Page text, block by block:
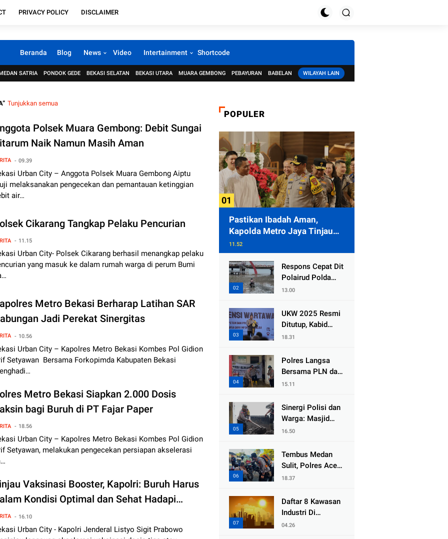
PRIVACY POLICY DISCLAIMER
Beranda Blog News Video Intertainment Shortcode
SATRIA PONDOK GEDE BEKASI SELATAN BEKASI UTARA MUARA GEMBONG PEBAYURAN BABELAN WILAYAH LAIN
Tunjukkan semua
Polsek Muara Gembong: Debit Sungai
Naik Namun Masih Aman
09.39
Urban City – Anggota Polsek Muara Gembong Aiptu
melaksanakan pengecekan dan pemantauan ketinggian
air…
Cikarang Tangkap Pelaku Pencurian
11.15
Urban City- Polsek Cikarang berhasil menangkap pelaku
yang masuk ke dalam rumah warga di perum Bumi
Metro Bekasi Berharap Latihan SAR
Jadi Perekat Sinergitas
10.56
Urban City – Kapolres Metro Bekasi Kombes Pol Gidion
Setyawan Bersama Forkopimda Kabupaten Bekasi
Metro Bekasi Siapkan 2.000 Dosis
bagi Buruh di PT Fajar Paper
18.56
Urban City – Kapolres Metro Bekasi Kombes Pol Gidion
Setyawan, melakukan pengecekan persiapan akselerasi
Vaksinasi Booster, Kapolri: Buruh Harus
Kondisi Optimal dan Sehat Hadapi
16.10
Urban City - Kapolri Jenderal Listyo Sigit Prabowo
POPULER
Pastikan Ibadah Aman,
Kapolda Metro Jaya Tinjau
Pengamanan Gereja di Kelapa
Gading
11.52
Respons Cepat Dit
Polairud Polda
Jatim Selamatkan
Lumpur di Wisata
Kenjeran
13.00
UKW 2025 Resmi
Ditutup, Kabid
Humas PMJ: Pers
Strategis Polri
Tangkal Hoaks
18.31
Polres Langsa
Bersama PLN dan
Warga
Kemanusiaan
Pascabanjir di
15.11
Sinergi Polisi dan
Warga: Masjid
Syuhada, Bener
dari Duka Bencana
16.50
Tembus Medan
Sulit, Polres Aceh
Tengah
Sembako dan
Sling Baja ke
18.37
Daftar 8 Kawasan
Industri Di
Kabupaten Bekasi,
04.26